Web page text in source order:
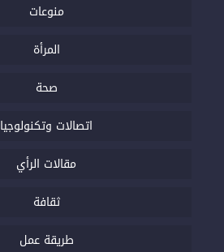
منوعات
المرأة
صحة
اتصالات وتكنولوجيا
مقالات الرأي
ثقافة
طريقة عمل